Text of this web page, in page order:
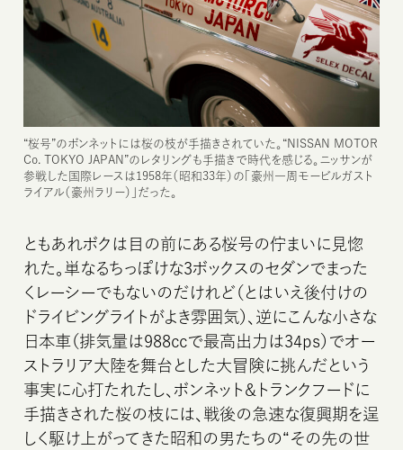
“桜号”のボンネットには桜の枝が手描きされていた。“NISSAN MOTOR
Co. TOKYO JAPAN”のレタリングも手描きで時代を感じる。ニッサンが
参戦した国際レースは1958年（昭和33年）の「豪州一周モービルガスト
ライアル（豪州ラリー）」だった。
ともあれボクは目の前にある桜号の佇まいに見惚
れた。単なるちっぽけな3ボックスのセダンでまった
くレーシーでもないのだけれど（とはいえ後付けの
ドライビングライトがよき雰囲気）、逆にこんな小さな
日本車（排気量は988ccで最高出力は34ps）でオー
ストラリア大陸を舞台とした大冒険に挑んだという
事実に心打たれたし、ボンネット＆トランクフードに
手描きされた桜の枝には、戦後の急速な復興期を逞
しく駆け上がってきた昭和の男たちの“その先の世